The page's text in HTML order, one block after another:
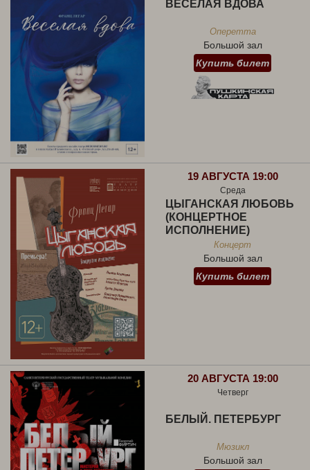
ВЕСЕЛАЯ ВДОВА
Оперетта
Большой зал
Купить билет
19 АВГУСТА 19:00
Среда
ЦЫГАНСКАЯ ЛЮБОВЬ
(КОНЦЕРТНОЕ
ИСПОЛНЕНИЕ)
Концерт
Большой зал
Купить билет
20 АВГУСТА 19:00
Четверг
БЕЛЫЙ. ПЕТЕРБУРГ
Мюзикл
Большой зал